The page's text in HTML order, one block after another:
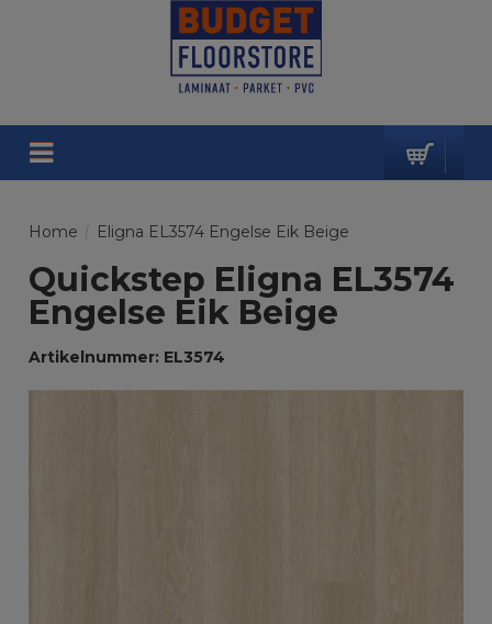
Home Eligna EL3574 Engelse Eik Beige
Quickstep Eligna EL3574
Engelse Eik Beige
Artikelnummer: EL3574